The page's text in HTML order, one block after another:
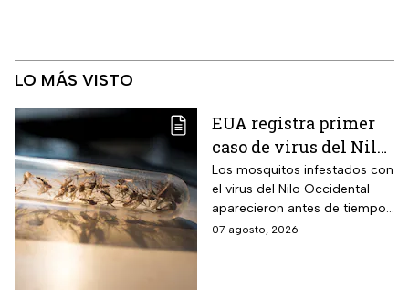
LO MÁS VISTO
EUA registra primer
caso de virus del Nilo
Occidental de 2026
Los mosquitos infestados con
el virus del Nilo Occidental
aparecieron antes de tiempo
en EUA; ya se registró el
07 agosto, 2026